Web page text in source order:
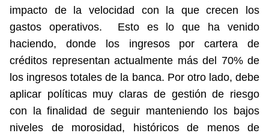
impacto de la velocidad con la que crecen los
gastos operativos. Esto es lo que ha venido
haciendo, donde los ingresos por cartera de
créditos representan actualmente más del 70% de
los ingresos totales de la banca. Por otro lado, debe
aplicar políticas muy claras de gestión de riesgo
con la finalidad de seguir manteniendo los bajos
niveles de morosidad, históricos de menos de